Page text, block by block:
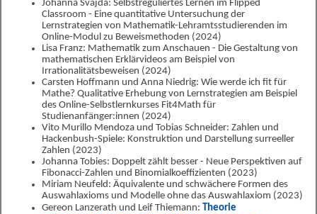
Johanna Svajda: Selbstreguliertes Lernen im Flipped
Classroom - Eine quantitative Untersuchung der
Lernstrategien von Mathematik-Lehramtsstudierenden im
Online-Modul zu Beweismethoden (2024)
Lisa Franz: Mathematik zum Anschauen - Die Gestaltung von
mathematischen Erklärvideos am Beispiel von
Irrationalitätsbeweisen (2024)
Carsten Hoffmann und Anna Niedrig: Wie werde ich fit für
Mathe? Qualitative Erhebung von Lernstrategien am Beispiel
des Online-Selbstlernkurses Fit4Math für
Studienanfänger:innen (2024)
Vito Murillo Mendoza und Tobias Schneider: Zahlen und
Hackenbush-Spiele: Konstruktion und Darstellung surreeller
Zahlen (2023)
Johanna Tobies: Doppelt zählt besser - Neue Perspektiven auf
Fibonacci-Zahlen und Binomialkoeffizienten (2023)
Miriam Neufeld: Äquivalente und schwächere Formen des
Auswahlaxioms und Modelle ohne das Auswahlaxiom (2023)
Gereon Lanzerath und Leif Thiemann:
Theorie